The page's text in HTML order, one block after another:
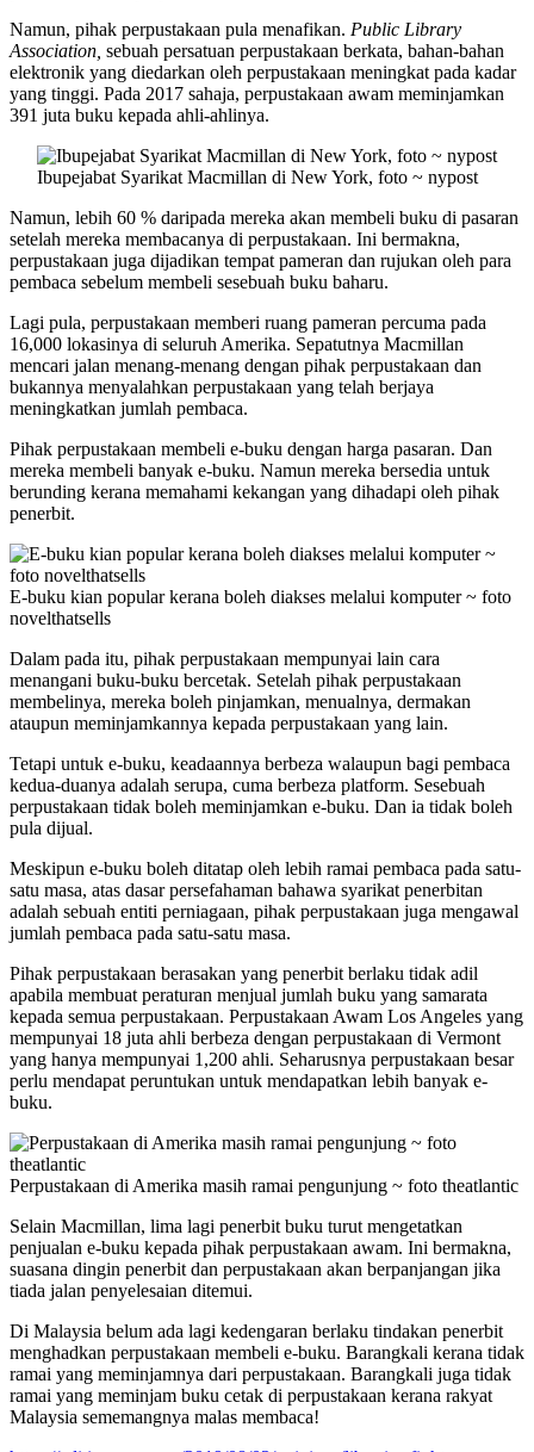
Namun, pihak perpustakaan pula menafikan. Public Library
Association, sebuah persatuan perpustakaan berkata, bahan-bahan
elektronik yang diedarkan oleh perpustakaan meningkat pada kadar
yang tinggi. Pada 2017 sahaja, perpustakaan awam meminjamkan
391 juta buku kepada ahli-ahlinya.
Ibupejabat Syarikat Macmillan di New York, foto ~ nypost
Namun, lebih 60 % daripada mereka akan membeli buku di pasaran
setelah mereka membacanya di perpustakaan. Ini bermakna,
perpustakaan juga dijadikan tempat pameran dan rujukan oleh para
pembaca sebelum membeli sesebuah buku baharu.
Lagi pula, perpustakaan memberi ruang pameran percuma pada
16,000 lokasinya di seluruh Amerika. Sepatutnya Macmillan
mencari jalan menang-menang dengan pihak perpustakaan dan
bukannya menyalahkan perpustakaan yang telah berjaya
meningkatkan jumlah pembaca.
Pihak perpustakaan membeli e-buku dengan harga pasaran. Dan
mereka membeli banyak e-buku. Namun mereka bersedia untuk
berunding kerana memahami kekangan yang dihadapi oleh pihak
penerbit.
E-buku kian popular kerana boleh diakses melalui komputer ~ foto
novelthatsells
Dalam pada itu, pihak perpustakaan mempunyai lain cara
menangani buku-buku bercetak. Setelah pihak perpustakaan
membelinya, mereka boleh pinjamkan, menualnya, dermakan
ataupun meminjamkannya kepada perpustakaan yang lain.
Tetapi untuk e-buku, keadaannya berbeza walaupun bagi pembaca
kedua-duanya adalah serupa, cuma berbeza platform. Sesebuah
perpustakaan tidak boleh meminjamkan e-buku. Dan ia tidak boleh
pula dijual.
Meskipun e-buku boleh ditatap oleh lebih ramai pembaca pada satu-
satu masa, atas dasar persefahaman bahawa syarikat penerbitan
adalah sebuah entiti perniagaan, pihak perpustakaan juga mengawal
jumlah pembaca pada satu-satu masa.
Pihak perpustakaan berasakan yang penerbit berlaku tidak adil
apabila membuat peraturan menjual jumlah buku yang samarata
kepada semua perpustakaan. Perpustakaan Awam Los Angeles yang
mempunyai 18 juta ahli berbeza dengan perpustakaan di Vermont
yang hanya mempunyai 1,200 ahli. Seharusnya perpustakaan besar
perlu mendapat peruntukan untuk mendapatkan lebih banyak e-
buku.
Perpustakaan di Amerika masih ramai pengunjung ~ foto theatlantic
Selain Macmillan, lima lagi penerbit buku turut mengetatkan
penjualan e-buku kepada pihak perpustakaan awam. Ini bermakna,
suasana dingin penerbit dan perpustakaan akan berpanjangan jika
tiada jalan penyelesaian ditemui.
Di Malaysia belum ada lagi kedengaran berlaku tindakan penerbit
menghadkan perpustakaan membeli e-buku. Barangkali kerana tidak
ramai yang meminjamnya dari perpustakaan. Barangkali juga tidak
ramai yang meminjam buku cetak di perpustakaan kerana rakyat
Malaysia sememangnya malas membaca!